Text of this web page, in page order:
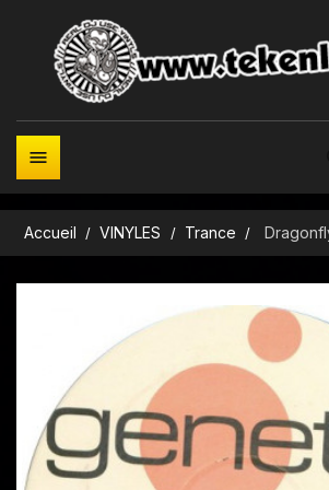

Accueil VINYLES Trance